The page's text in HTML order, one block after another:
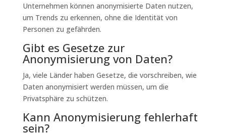
Unternehmen können anonymisierte Daten nutzen,
um Trends zu erkennen, ohne die Identität von
Personen zu gefährden.
Gibt es Gesetze zur
Anonymisierung von Daten?
Ja, viele Länder haben Gesetze, die vorschreiben, wie
Daten anonymisiert werden müssen, um die
Privatsphäre zu schützen.
Kann Anonymisierung fehlerhaft
sein?